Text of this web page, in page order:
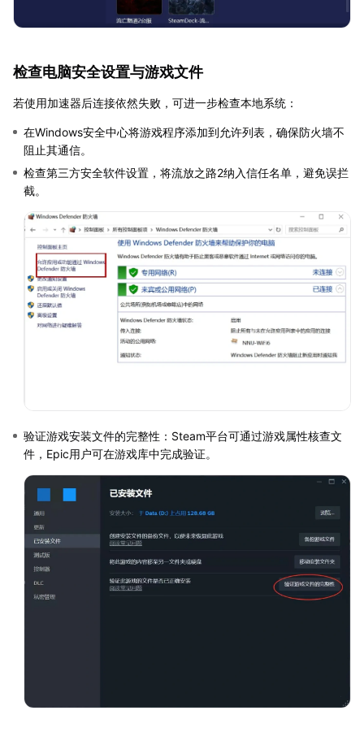
检查电脑安全设置与游戏文件
若使用加速器后连接依然失败，可进一步检查本地系统：
在Windows安全中心将游戏程序添加到允许列表，确保防火墙不
阻止其通信。
检查第三方安全软件设置，将流放之路2纳入信任名单，避免误拦
截。
验证游戏安装文件的完整性：Steam平台可通过游戏属性核查文
件，Epic用户可在游戏库中完成验证。